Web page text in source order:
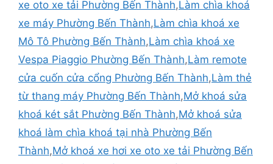
xe oto xe tải Phường Bến Thành,Làm chìa khoá
xe máy Phường Bến Thành,Làm chìa khoá xe
Mô Tô Phường Bến Thành,Làm chìa khoá xe
Vespa Piaggio Phường Bến Thành,Làm remote
cửa cuốn cửa cổng Phường Bến Thành,Làm thẻ
từ thang máy Phường Bến Thành,Mở khoá sửa
khoá két sắt Phường Bến Thành,Mở khoá sửa
khoá làm chìa khoá tại nhà Phường Bến
Thành,Mở khoá xe hơi xe oto xe tải Phường Bến